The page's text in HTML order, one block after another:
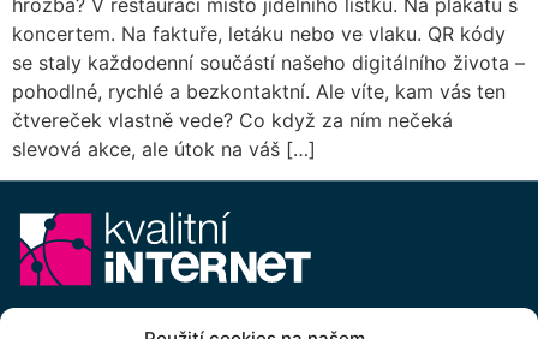
hrozba? V restauraci místo jídelního lístku. Na plakátu s
koncertem. Na faktuře, letáku nebo ve vlaku. QR kódy
se staly každodenní součástí našeho digitálního života –
pohodlné, rychlé a bezkontaktní. Ale víte, kam vás ten
čtvereček vlastně vede? Co když za ním nečeká
slevová akce, ale útok na váš […]
info@kvalitni-internet.cz